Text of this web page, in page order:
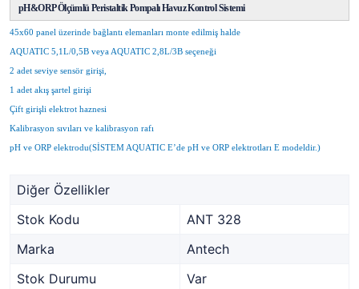
pH&ORP Ölçümlü Peristaltik Pompalı Havuz Kontrol Sistemi
45x60 panel üzerinde bağlantı elemanları monte edilmiş halde
AQUATIC 5,1L/0,5B veya AQUATIC 2,8L/3B seçeneği
2 adet seviye sensör girişi,
1 adet akış şartel girişi
Çift girişli elektrot haznesi
Kalibrasyon sıvıları ve kalibrasyon rafı
pH ve ORP elektrodu(SİSTEM AQUATIC E’de pH ve ORP elektrotları E modeldir.)
Diğer Özellikler
Stok Kodu
ANT 328
Marka
Antech
Stok Durumu
Var